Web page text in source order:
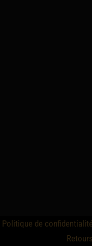
Politique de confidentialité